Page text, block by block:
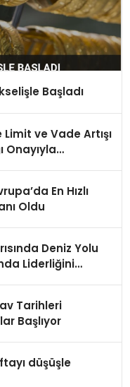
Başladı
ve Vade Artışı
Onayıyla
En Hızlı
Oldu
Deniz Yolu
Liderliğini
Tarihleri
Başlıyor
düşüşle